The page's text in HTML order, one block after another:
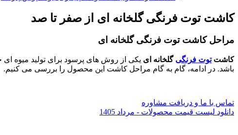
کاشت توت فرنگی گلخانه ای از صفر تا صد
مراحلکاشت توت فرنگی گلخانه ای
کاشتتوت فرنگی گلخانه ای یکی از روش ‌های پرسود برای تولید
باشد. در ادامه، گام ‌به ‌گام مراحل کاشت این محصول را بررسی می ‌کنیم.
تماس با ما و دریافت مشاوره
دانلود لیست قیمت محصولات - مرداد 1405